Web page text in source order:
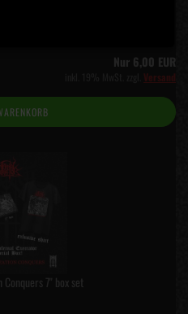
Nur 6,00 EUR
Versand
7" box set